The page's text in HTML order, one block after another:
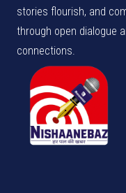
stories flourish, and
through open dialogue
connections.